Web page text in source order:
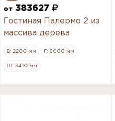
от 383627
Гостиная Палермо 2 из
массива дерева
В: 2200 мм Г: 6000 мм
Ш: 3410 мм